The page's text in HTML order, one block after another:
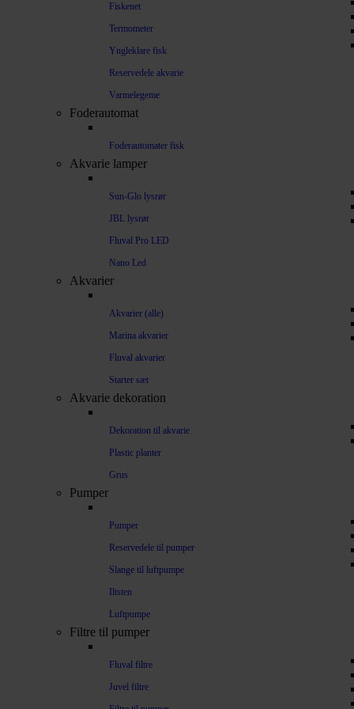
Fiskenet
Termometer
Yngleklare fisk
Reservedele akvarie
Varmelegeme
Foderautomat
Foderautomater fisk
Akvarie lamper
Sun-Glo lysrør
JBL lysrør
Fluval Pro LED
Nano Led
Akvarier
Akvarier (alle)
Marina akvarier
Fluval akvarier
Starter sæt
Akvarie dekoration
Dekoration til akvarie
Plastic planter
Grus
Pumper
Pumper
Reservedele til pumper
Slange til luftpumpe
Iltsten
Luftpumpe
Filtre til pumper
Fluval filtre
Juvel filtre